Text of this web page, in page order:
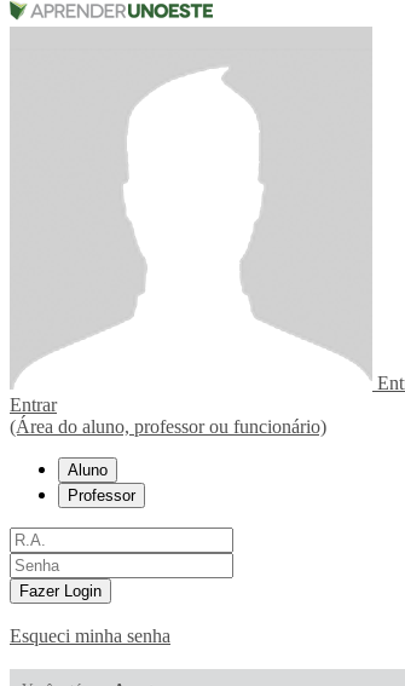
Entrar
(Área do aluno, professor ou funcionário)
Aluno
Professor
Fazer Login
Esqueci minha senha